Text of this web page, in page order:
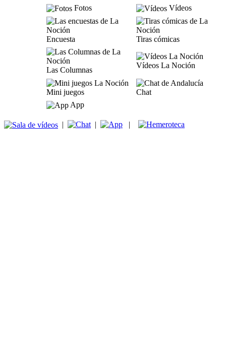
Fotos
Vídeos
Encuesta Tiras cómicas
Las Columnas
Vídeos La Noción
Mini juegos
Chat
App
| | |